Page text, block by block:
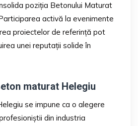
poziția Betonului Maturat
activă la evenimente
proiectelor de referință pot
unei reputații solide în
maturat Helegiu
se impune ca o alegere
din industria